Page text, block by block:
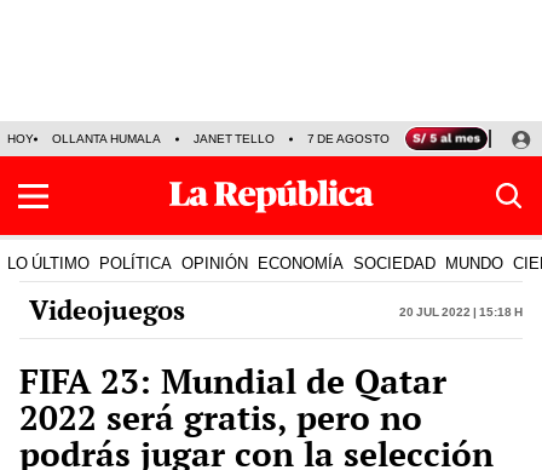
HOY OLLANTA HUMALA JANET TELLO 7 DE AGOSTO TINKA RESULTADOS
LO ÚLTIMO POLÍTICA OPINIÓN ECONOMÍA SOCIEDAD MUNDO
Videojuegos 20 Jul 2022 | 15:18 h
FIFA 23: Mundial de Qatar
2022 será gratis, pero no
podrás jugar con la selección